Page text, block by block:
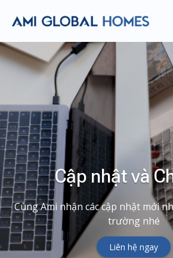
Cập nhật và
Cùng Ami nhận các cập nhật mới
trường nhé
Liên hệ ngay